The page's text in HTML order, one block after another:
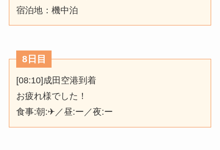
宿泊地：機中泊
8日目
[08:10]成田空港到着
お疲れ様でした！
食事:朝:✈／昼:ー／夜:ー